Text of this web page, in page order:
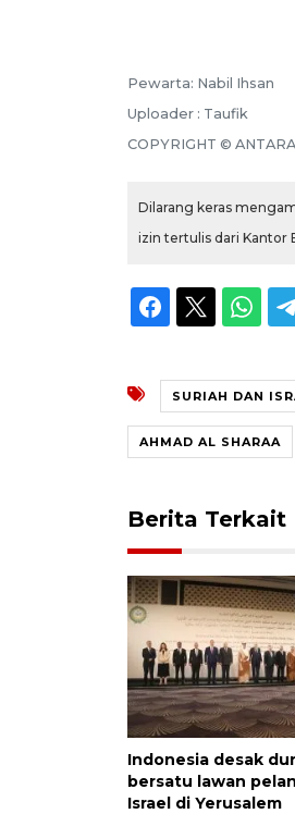
Pewarta: Nabil Ihsan
Uploader : Taufik
COPYRIGHT ©
Dilarang keras
izin tertulis dari Kantor
SURIAH DAN
AHMAD AL SHARAA
Berita Terkait
Indonesia desak
bersatu lawan
Israel di Yerusalem